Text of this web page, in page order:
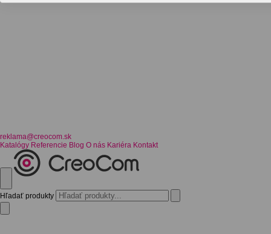
reklama@creocom.sk
Katalógy Referencie Blog O nás Kariéra Kontakt
Hľadať produkty